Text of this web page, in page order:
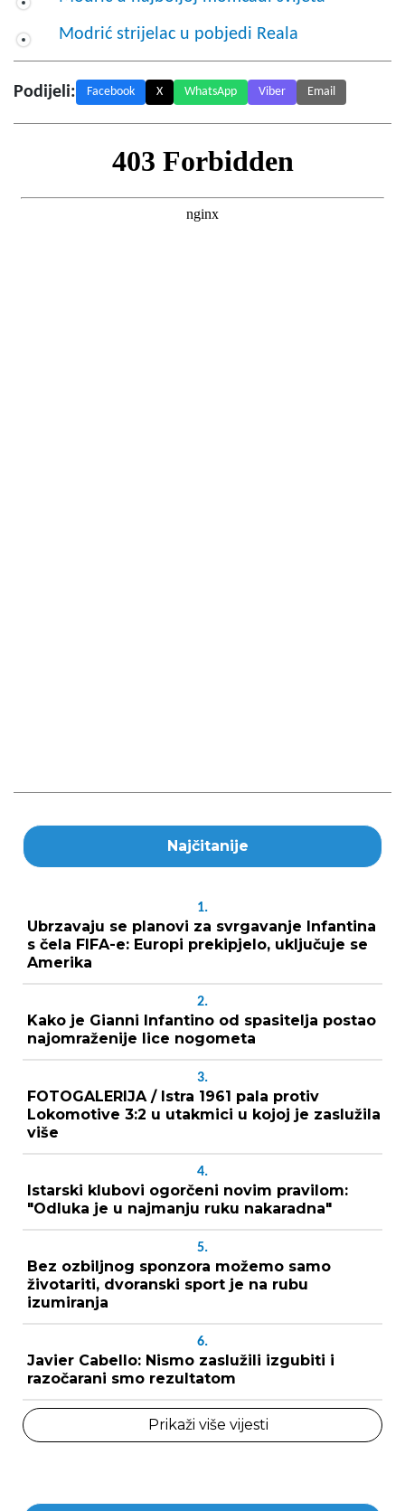
Modrić strijelac u pobjedi Reala
Podijeli: Facebook X WhatsApp Viber Email
Najčitanije
1.
Ubrzavaju se planovi za svrgavanje Infantina
s čela FIFA-e: Europi prekipjelo, uključuje se
Amerika
2.
Kako je Gianni Infantino od spasitelja postao
najomraženije lice nogometa
3.
FOTOGALERIJA / Istra 1961 pala protiv
Lokomotive 3:2 u utakmici u kojoj je zaslužila
više
4.
Istarski klubovi ogorčeni novim pravilom:
"Odluka je u najmanju ruku nakaradna"
5.
Bez ozbiljnog sponzora možemo samo
životariti, dvoranski sport je na rubu
izumiranja
6.
Javier Cabello: Nismo zaslužili izgubiti i
razočarani smo rezultatom
Prikaži više vijesti